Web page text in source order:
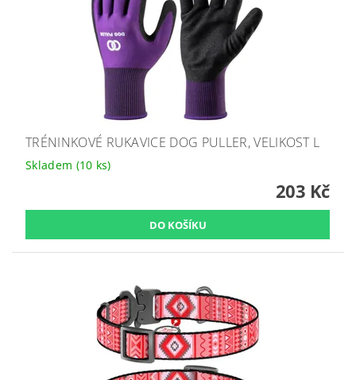
TRÉNINKOVÉ RUKAVICE DOG PULLER, VELIKOST L
Skladem (10 ks)
203 Kč